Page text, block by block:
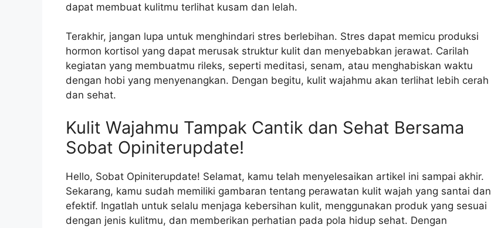
dapat membuat kulitmu terlihat kusam dan lelah.
Terakhir, jangan lupa untuk menghindari stres berlebihan. Stres dapat memicu produksi
hormon kortisol yang dapat merusak struktur kulit dan menyebabkan jerawat. Carilah
kegiatan yang membuatmu rileks, seperti meditasi, senam, atau menghabiskan waktu
dengan hobi yang menyenangkan. Dengan begitu, kulit wajahmu akan terlihat lebih cerah
dan sehat.
Kulit Wajahmu Tampak Cantik dan Sehat Bersama
Sobat Opiniterupdate!
Hello, Sobat Opiniterupdate! Selamat, kamu telah menyelesaikan artikel ini sampai akhir.
Sekarang, kamu sudah memiliki gambaran tentang perawatan kulit wajah yang santai dan
efektif. Ingatlah untuk selalu menjaga kebersihan kulit, menggunakan produk yang sesuai
dengan jenis kulitmu, dan memberikan perhatian pada pola hidup sehat. Dengan